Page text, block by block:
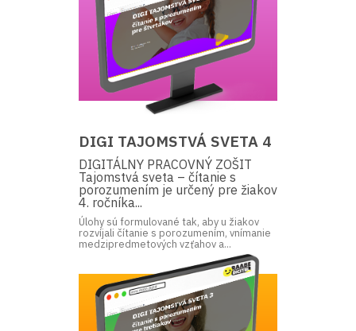
DIGI TAJOMSTVÁ SVETA 4
DIGITÁLNY PRACOVNÝ ZOŠIT
Tajomstvá sveta – čítanie s
porozumením je určený pre žiakov
4. ročníka...
Úlohy sú formulované tak, aby u žiakov
rozvíjali čítanie s porozumením, vnímanie
medzipredmetových vzťahov a...